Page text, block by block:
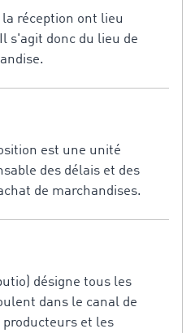
réception ont lieu
s'agit donc du lieu de
est une unité
des délais et des
de marchandises.
désigne tous les
dans le canal de
et les